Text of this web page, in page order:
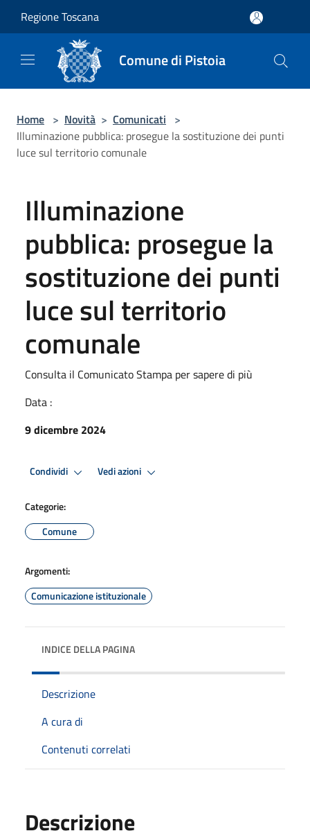
Regione Toscana
Comune di Pistoia
Home > Novità > Comunicati >
Illuminazione pubblica: prosegue la sostituzione dei punti
luce sul territorio comunale
Illuminazione
pubblica: prosegue la
sostituzione dei punti
luce sul territorio
comunale
Consulta il Comunicato Stampa per sapere di più
Data :
9 dicembre 2024
Condividi Vedi azioni
Categorie:
Comune
Argomenti:
Comunicazione istituzionale
INDICE DELLA PAGINA
Descrizione
A cura di
Contenuti correlati
Descrizione